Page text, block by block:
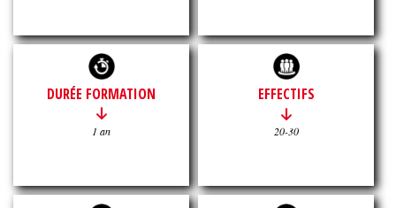
DURÉE FORMATION
1 an
EFFECTIFS
20-30